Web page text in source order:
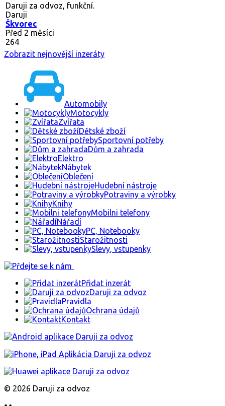
Daruji za odvoz, funkční.
Daruji
Škvorec
Před 2 měsíci
264
Zobrazit nejnovější inzeráty
Automobily
Motocykly
Zvířata
Dětské zboží
Sportovní potřeby
Dům a zahrada
Elektro
Nábytek
Oblečení
Hudební nástroje
Potraviny a výrobky
Knihy
Mobilni telefony
Nářadí
PC, Notebooky
Starožitnosti
Slevy, vstupenky
Přidat inzerát
Daruji za odvoz
Pravidla
Ochrana údajů
Kontakt
© 2026 Daruji za odvoz